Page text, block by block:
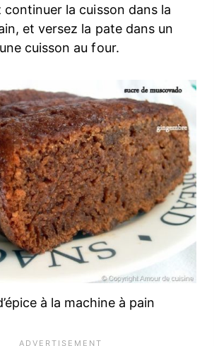
continuer la cuisson dans la
et versez la pate dans un
cuisson au four.
à la machine à pain